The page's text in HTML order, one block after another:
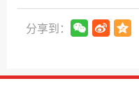
分享到：